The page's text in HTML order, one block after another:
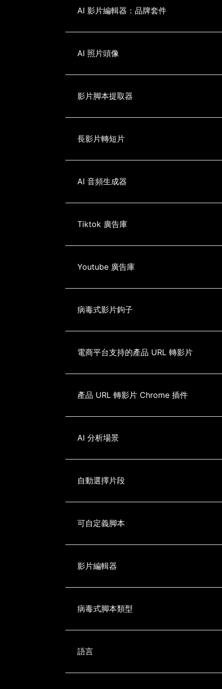
AI 影片編輯器：品牌套件
AI 照片頭像
影片脚本提取器
長影片轉短片
AI 音頻生成器
Tiktok 廣告庫
Youtube 廣告庫
病毒式影片鉤子
電商平台支持的產品 URL 轉影片
產品 URL 轉影片 Chrome 插件
AI 分析場景
自動選擇片段
可自定義脚本
影片編輯器
病毒式脚本類型
語言